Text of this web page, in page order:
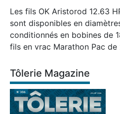
Les fils OK Aristorod 12.63
sont disponibles en
conditionnés en bobines de
fils en vrac Marathon Pac
Tôlerie Magazine